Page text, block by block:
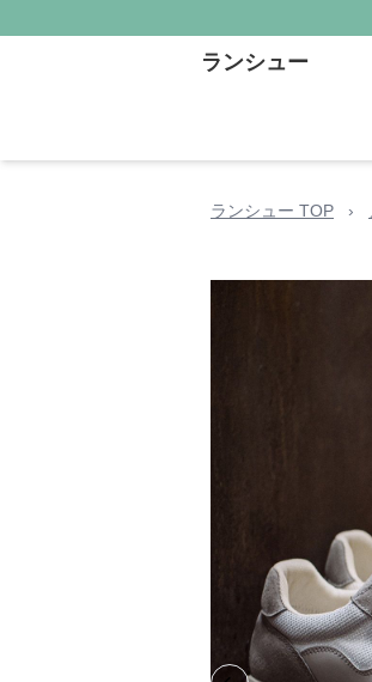
ランシュー
ランシュー TOP ›